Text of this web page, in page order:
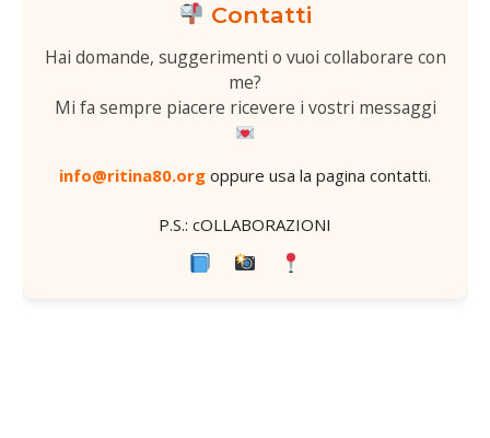
Contatti
Hai domande, suggerimenti o vuoi collaborare con
me?
Mi fa sempre piacere ricevere i vostri messaggi
info@ritina80.org oppure usa la pagina contatti.
P.S.: cOLLABORAZIONI